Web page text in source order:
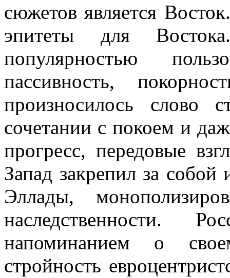
сюжетов является
эпитеты для
популярностью
пассивность,
произносилось слово
сочетании с покоем и
прогресс, передовые
Запад закрепил за собой
Эллады,
наследственности.
напоминанием о
стройность